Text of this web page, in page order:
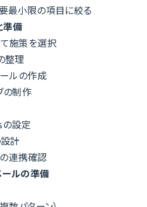
最小限の項目に絞る
準備
施策を選択
整理
ルの作成
の制作
設定
計
連携確認
ールの準備